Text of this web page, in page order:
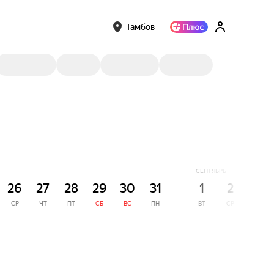
Тамбов
26
СР
27
ЧТ
28
ПТ
29
СБ
30
ВС
31
ПН
СЕНТЯБРЬ
1
ВТ
2